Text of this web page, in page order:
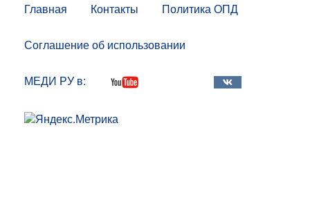
Главная Контакты Политика ОПД
Соглашение об использовании
МЕДИ РУ в: